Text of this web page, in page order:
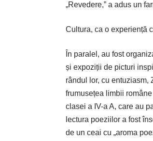
„Revedere,” a adus un
Cultura, ca o experiență
În paralel, au fost
și expoziții de picturi
rândul lor, cu
frumusețea limbii
clasei a IV-a A, care au
lectura poeziilor a fost
de un ceai cu „aroma